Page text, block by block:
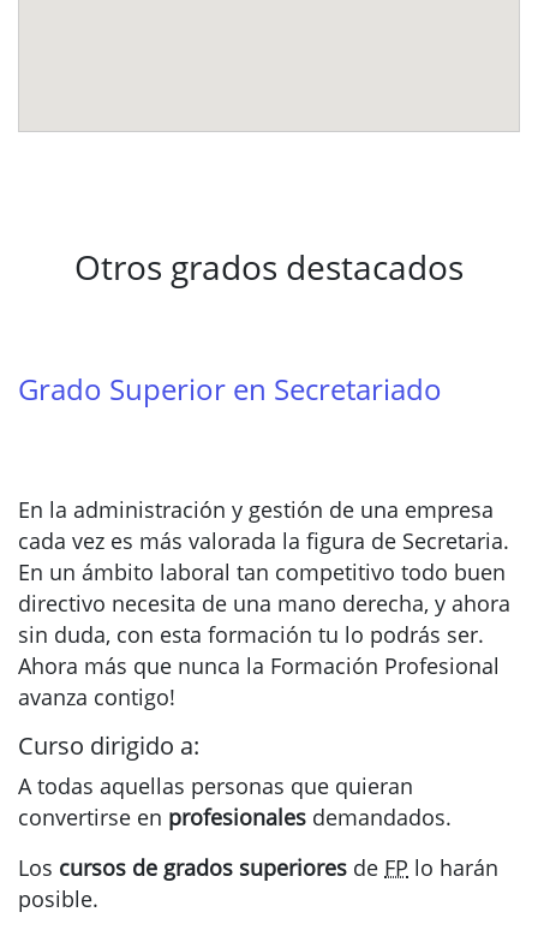
Otros grados destacados
Grado Superior en Secretariado
En la administración y gestión de una empresa
cada vez es más valorada la figura de Secretaria.
En un ámbito laboral tan competitivo todo buen
directivo necesita de una mano derecha, y ahora
sin duda, con esta formación tu lo podrás ser.
Ahora más que nunca la Formación Profesional
avanza contigo!
Curso dirigido a:
A todas aquellas personas que quieran
convertirse en profesionales demandados.
Los cursos de grados superiores de FP lo harán
posible.